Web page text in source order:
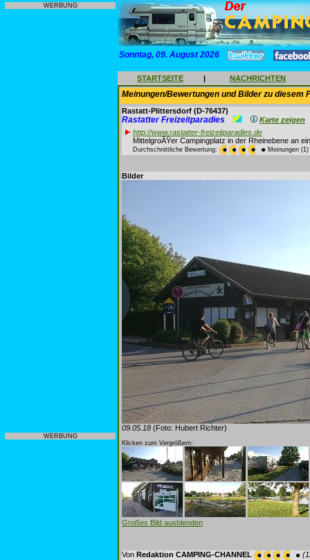
WERBUNG
WERBUNG
Sonntag, 09. August 2026
STARTSEITE | NACHRICHTEN
Meinungen/Bewertungen und Bilder zu diesem
Rastatt-Plittersdorf (D-76437)
Rastatter Freizeitparadies
Karte zeigen
http://www.rastatter-freizeitparadies.de
MittelgroÃŸer Campingplatz in der Rheinebene an
Durchschnittliche Bewertung: Meinungen (1)
Bilder
09.05.18 (Foto: Hubert Richter)
Klicken zum Vergrößern:
Großes Bild ausblenden
Von Redaktion CAMPING-CHANNEL